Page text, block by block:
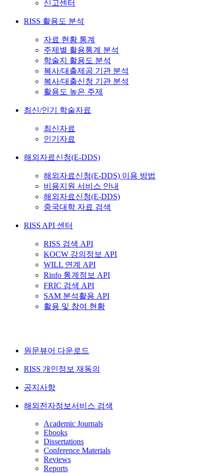
신고센터
RISS 활용도 분석
자료 현황 통계
주제별 활용통계 분석
학술지 활용도 분석
복사/대출제공 기관 분석
복사/대출신청 기관 분석
활용도 높은 주제
최신/인기 학술자료
최신자료
인기자료
해외자료신청(E-DDS)
해외자료신청(E-DDS) 이용 방법
비용지원 서비스 안내
해외자료신청(E-DDS)
중국대학 자료 검색
RISS API 센터
RISS 검색 API
KOCW 강의정보 API
WILL 연계 API
Rinfo 통계정보 API
FRIC 검색 API
SAM 분석활용 API
활용 및 참여 현황
원문뷰어 다운로드
RISS 개인정보 재동의
공지사항
해외전자정보서비스 검색
Academic Journals
Ebooks
Dissertations
Conference Materials
Reviews
Reports